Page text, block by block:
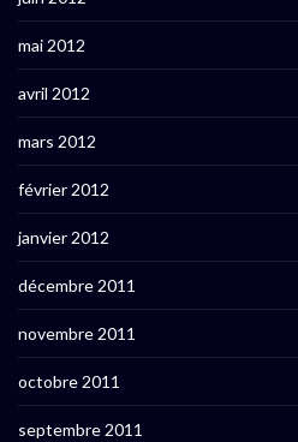
mai 2012
avril 2012
mars 2012
février 2012
janvier 2012
décembre 2011
novembre 2011
octobre 2011
septembre 2011